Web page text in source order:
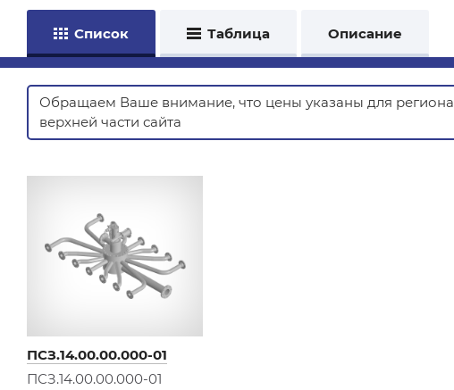
Список Таблица Описание
Обращаем Ваше внимание, что цены указаны для региона
верхней части сайта
ПСЗ.14.00.00.000-01
ПСЗ.14.00.00.000-01